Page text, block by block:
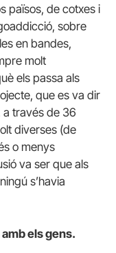
països, de cotxes i
sobre
en bandes,
molt
els passa als
que es va dir
a través de 36
diverses (de
o menys
va ser que als
s’havia
amb els gens.